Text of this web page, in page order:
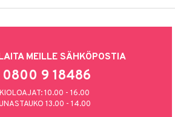
MEILLE SÄHKÖPOSTIA
9 18486
10.00 - 16.00
13.00 - 14.00